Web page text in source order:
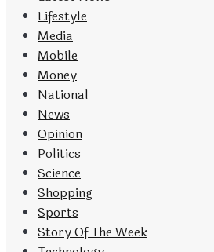
Lifestyle
Media
Mobile
Money
National
News
Opinion
Politics
Science
Shopping
Sports
Story Of The Week